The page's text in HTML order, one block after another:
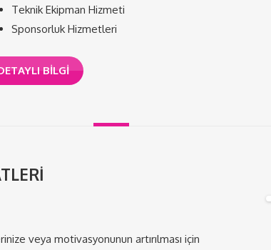
Teknik Ekipman Hizmeti
Sponsorluk Hizmetleri
BILGI
veya motivasyonunun artırılması için